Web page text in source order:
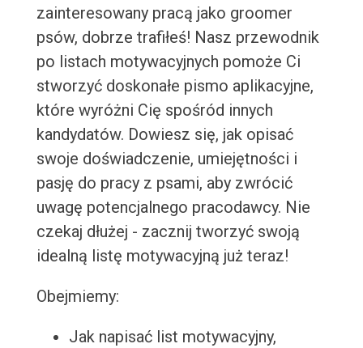
zainteresowany pracą jako groomer
psów, dobrze trafiłeś! Nasz przewodnik
po listach motywacyjnych pomoże Ci
stworzyć doskonałe pismo aplikacyjne,
które wyróżni Cię spośród innych
kandydatów. Dowiesz się, jak opisać
swoje doświadczenie, umiejętności i
pasję do pracy z psami, aby zwrócić
uwagę potencjalnego pracodawcy. Nie
czekaj dłużej - zacznij tworzyć swoją
idealną listę motywacyjną już teraz!
Obejmiemy:
Jak napisać list motywacyjny,